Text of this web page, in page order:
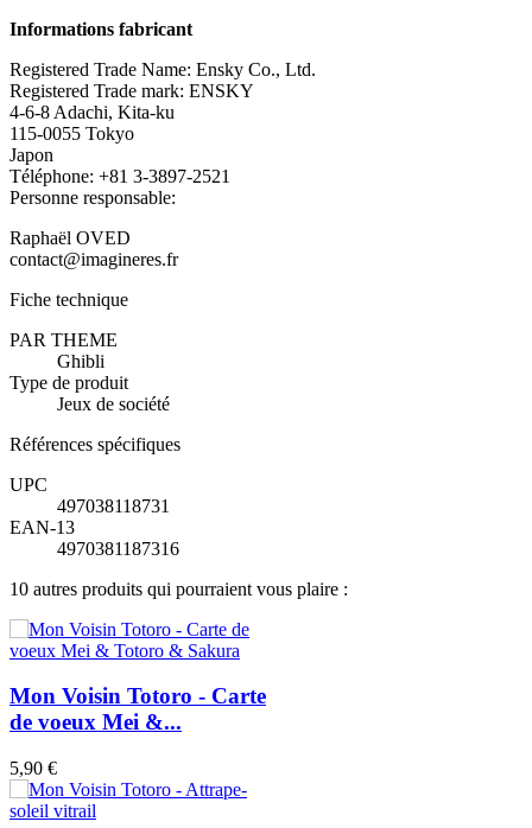
Informations fabricant
Registered Trade Name: Ensky Co., Ltd.
Registered Trade mark: ENSKY
4-6-8 Adachi, Kita-ku
115-0055 Tokyo
Japon
Téléphone: +81 3-3897-2521
Personne responsable:
Raphaël OVED
contact@imagineres.fr
Fiche technique
PAR THEME
Ghibli
Type de produit
Jeux de société
Références spécifiques
UPC
497038118731
EAN-13
4970381187316
10 autres produits qui pourraient vous plaire :
Mon Voisin Totoro - Carte
de voeux Mei &...
5,90 €